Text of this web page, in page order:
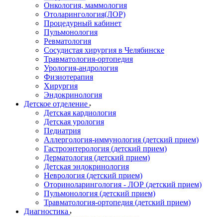
Онкология, маммология
Отоларингология(ЛОР)
Процедурный кабинет
Пульмонология
Ревматология
Сосудистая хирургия в Челябинске
Травматология-ортопедия
Урология-андрология
Физиотерапия
Хирургия
Эндокринология
Детское отделение
Детская кардиология
Детская урология
Педиатрия
Аллергология-иммунология (детский прием)
Гастроэнтерология (детский прием)
Дерматология (детский прием)
Детская эндокринология
Неврология (детский прием)
Оториноларингология - ЛОР (детский прием)
Пульмонология (детский прием)
Травматология-ортопедия (детский прием)
Диагностика